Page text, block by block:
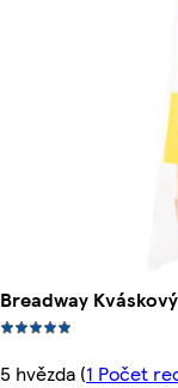
Breadway
5 hvězda (1 Počet